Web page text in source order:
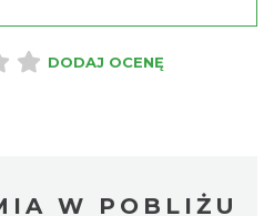
DODAJ OCENĘ
W POBLIŻU